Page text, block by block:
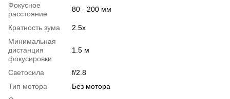
Фокусное
расстояние
80 - 200 мм
Кратность зума
2.5x
Минимальная
дистанция
фокусировки
1.5 м
Светосила
f/2.8
Тип мотора
Без мотора